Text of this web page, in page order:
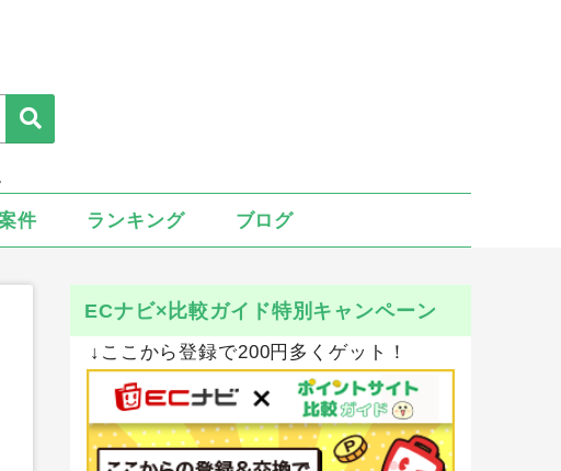
件 ランキング ブログ
ECナビ×比較ガイド特別キャンペーン
↓ここから登録で200円多くゲット！